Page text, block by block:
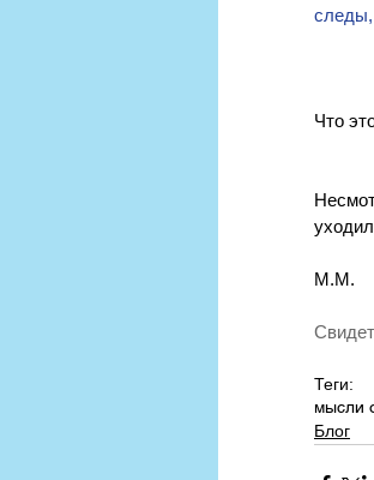
Что
М.М.
Теги:
мысли
Блог